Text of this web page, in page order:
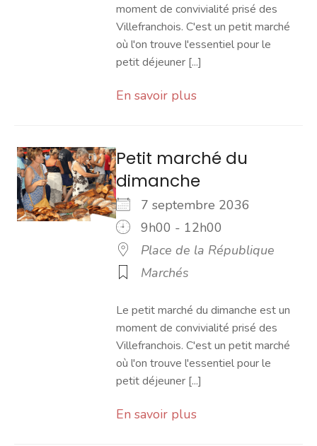
moment de convivialité prisé des
Villefranchois. C'est un petit marché
où l'on trouve l'essentiel pour le
petit déjeuner [...]
En savoir plus
Petit marché du
dimanche
7 septembre 2036
9h00 - 12h00
Place de la République
Marchés
Le petit marché du dimanche est un
moment de convivialité prisé des
Villefranchois. C'est un petit marché
où l'on trouve l'essentiel pour le
petit déjeuner [...]
En savoir plus